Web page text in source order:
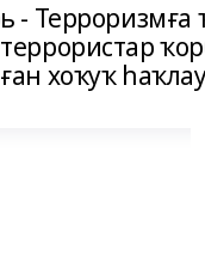
-
хоҡуҡ